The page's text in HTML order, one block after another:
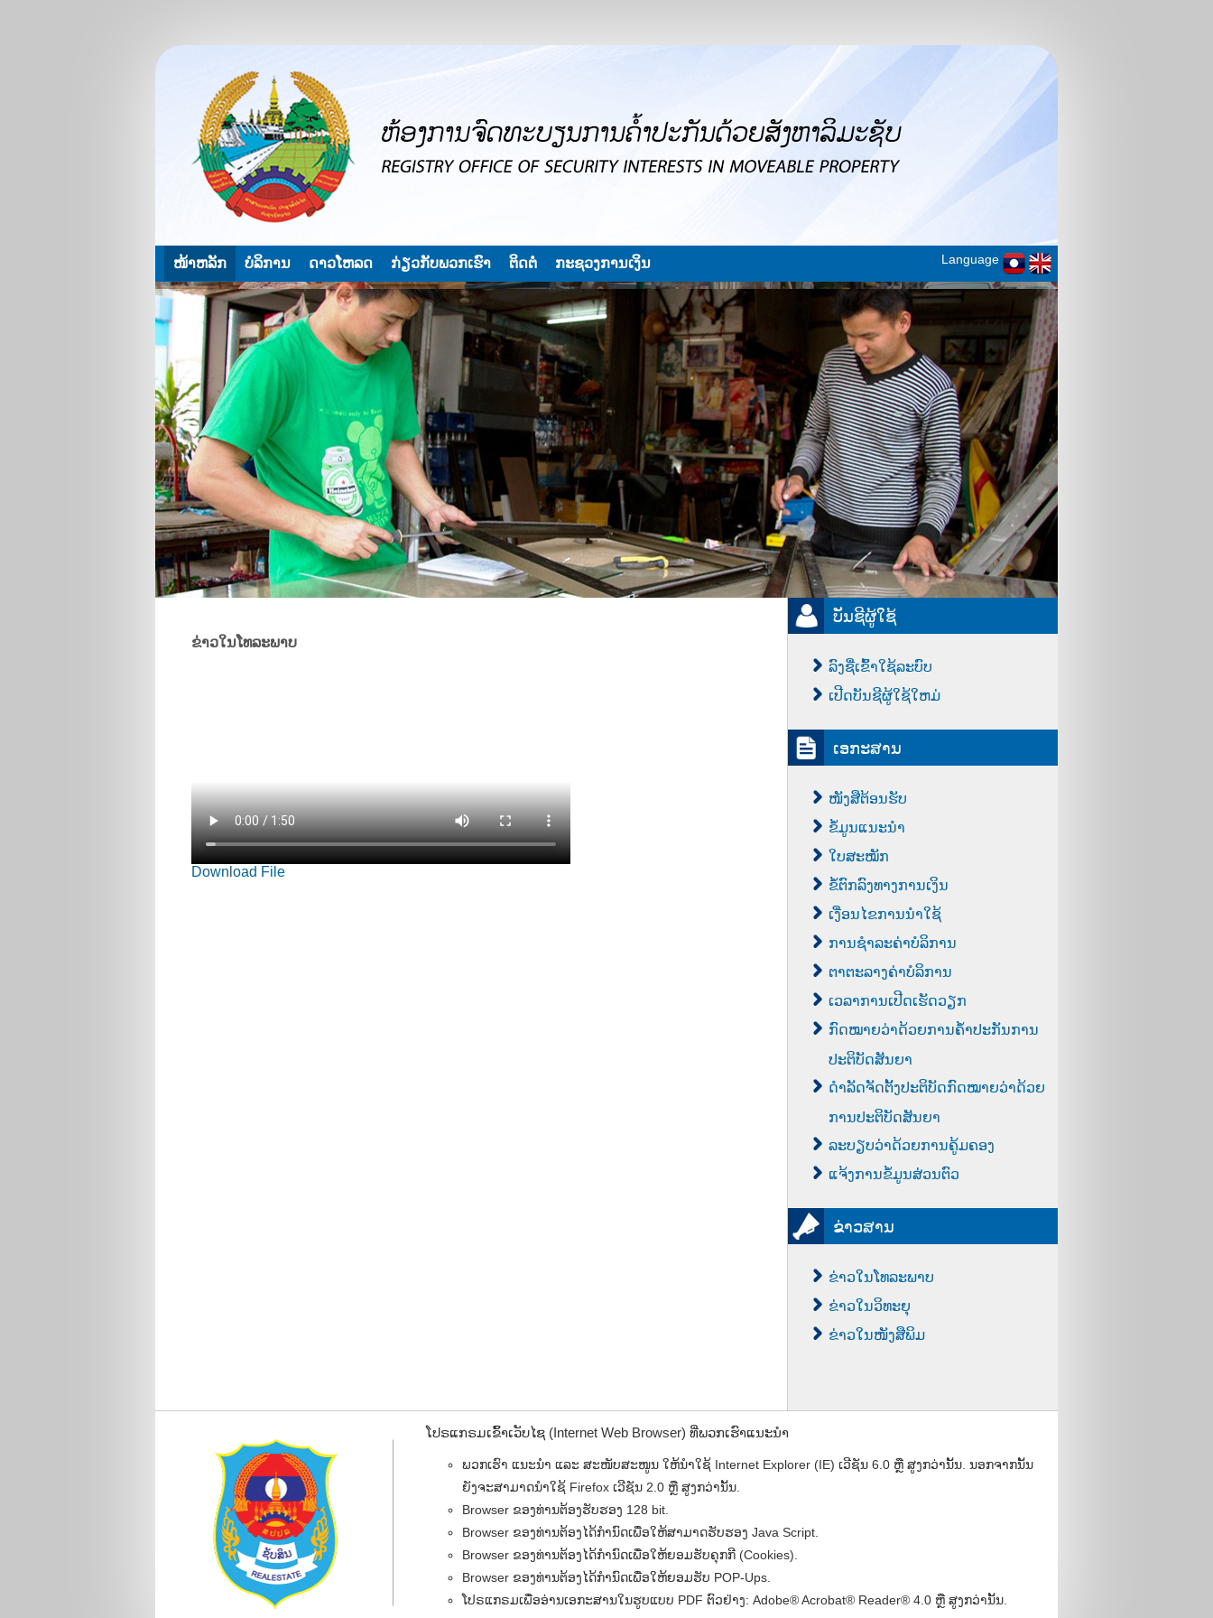
ໜ້າຫລັກ ບໍລິການ ດາວໂຫລດ ກ່ຽວກັບພວກເຮົາ ຕິດຕໍ່ ກະຊວງການເງິນ Language
ຂ່າວໃນໂທລະພາບ
Download File
ບັນຊີຜູ້ໃຊ້
ລົງຊື່ເຂົ້າໃຊ້ລະບົບ
ເປີດບັນຊີຜູ້ໃຊ້ໃຫມ່
ເອກະສານ
ໜັງສືຕ້ອນຮັບ
ຂໍ້ມູນແນະນຳ
ໃບສະໝັກ
ຂໍ້ຕົກລົງທາງການເງິນ
ເງື່ອນໄຂການນຳໃຊ້
ການຊຳລະຄ່າບໍລິການ
ຕາຕະລາງຄ່າບໍລິການ
ເວລາການເປີດເຮັດວຽກ
ກົດໝາຍວ່າດ້ວຍການຄ້ຳປະກັນການ
ປະຕິບັດສັນຍາ
ດຳລັດຈັດຕັ້ງປະຕິບັດກົດໝາຍວ່າດ້ວຍ
ການປະຕິບັດສັນຍາ
ລະບຽບວ່າດ້ວຍການຄູ້ມຄອງ
ແຈ້ງການຂໍ້ມູນສ່ວນຕົວ
ຂ່າວສານ
ຂ່າວໃນໂທລະພາບ
ຂ່າວໃນວິທະຍຸ
ຂ່າວໃນໜັງສືພິມ
ໂປຣແກຣມເຂົ້າເວັບໄຊ (Internet Web Browser) ທີ່ພວກເຮົາແນະນຳ
ພວກເຮົາ ແນະນໍາ ແລະ ສະໜັບສະໜູນ ໃຫ້ນໍາໃຊ້ Internet Explorer (IE) ເວີຊັນ 6.0 ຫຼື ສູງກວ່ານັ້ນ. ນອກຈາກນັ້ນ
ຍັງຈະສາມາດນໍາໃຊ້ Firefox ເວີຊັນ 2.0 ຫຼື ສູງກວ່ານັ້ນ.
Browser ຂອງທ່ານຕ້ອງຮັບຮອງ 128 bit.
Browser ຂອງທ່ານຕ້ອງໄດ້ກຳນົດເພື່ອໃຫ້ສາມາດຮັບຮອງ Java Script.
Browser ຂອງທ່ານຕ້ອງໄດ້ກຳນົດເພື່ອໃຫ້ຍອມຮັບຄຸກກີ (Cookies).
Browser ຂອງທ່ານຕ້ອງໄດ້ກຳນົດເພື່ອໃຫ້ຍອມຮັບ POP-Ups.
ໂປຣແກຣມເພື່ອອ່ານເອກະສານໃນຮູບແບບ PDF ຕົວຢ່າງ: Adobe® Acrobat® Reader® 4.0 ຫຼື ສູງກວ່ານັ້ນ.